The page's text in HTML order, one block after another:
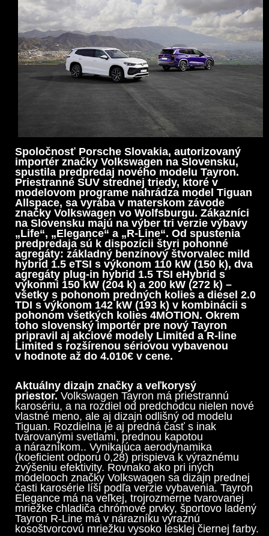
Spoločnosť Porsche Slovakia, autorizovaný
importér značky Volkswagen na Slovensku,
spustila predpredaj nového modelu Tayron.
Priestranné SUV strednej triedy, ktoré v
modelovom programe nahrádza model Tiguan
Allspace, sa vyrába v materskom závode
značky Volkswagen vo Wolfsburgu. Zákazníci
na Slovensku majú na výber tri verzie výbavy
„Life“, „Elegance“ a „R-Line“. Od spustenia
predpredaja sú k dispozícii štyri pohonné
agregáty: základný benzínový štvorvalec mild
hybrid 1.5 eTSI s výkonom 110 kW (150 k), dva
agregáty plug-in hybrid 1.5 TSI eHybrid s
výkonmi 150 kW (204 k) a 200 kW (272 k) –
všetky s pohonom predných kolies a diesel 2.0
TDI s výkonom 142 kW (193 k) v kombinácii s
pohonom všetkých kolies 4MOTION. Okrem
toho slovenský importér pre nový Tayron
pripravil aj akciové modely Limited a R-line
Limited s rozšírenou sériovou vybavenou
v hodnote až do 4.010€ v cene.
Aktuálny dizajn značky a veľkorysý
priestor. Volkswagen Tayron má priestrannú
karosériu, a na rozdiel od predchodcu nielen nové
vlastné meno, ale aj dizajn odlišný od modelu
Tiguan. Rozdielna je aj predná časť s inak
tvarovanými svetlami, prednou kapotou
a nárazníkom.. Vynikajúca aerodynamika
(koeficient odporu 0,28) prispieva k výraznému
zvýšeniu efektivity. Rovnako ako pri iných
modelooch značky Volkswagen sa dizajn prednej
časti karosérie líši podľa verzie vybavenia. Tayron
Elegance má na veľkej, trojrozmerne tvarovanej
mriežke chladiča chrómové prvky, športovo ladený
Tayron R-Line má v nárazníku výraznú
kosoštvorcovú mriežku vysoko lesklej čiernej farby.